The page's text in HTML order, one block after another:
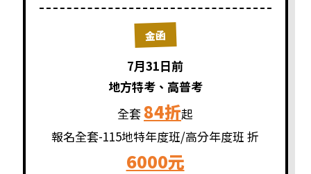
金函
7月31日前
地方特考、高普考
全套 84折起
報名全套-115地特年度班/高分年度班 折
6000元